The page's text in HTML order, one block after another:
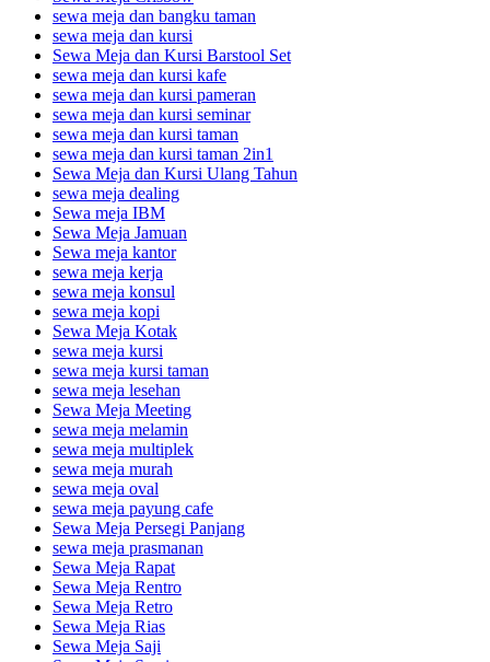
sewa meja dan bangku taman
sewa meja dan kursi
Sewa Meja dan Kursi Barstool Set
sewa meja dan kursi kafe
sewa meja dan kursi pameran
sewa meja dan kursi seminar
sewa meja dan kursi taman
sewa meja dan kursi taman 2in1
Sewa Meja dan Kursi Ulang Tahun
sewa meja dealing
Sewa meja IBM
Sewa Meja Jamuan
Sewa meja kantor
sewa meja kerja
sewa meja konsul
sewa meja kopi
Sewa Meja Kotak
sewa meja kursi
sewa meja kursi taman
sewa meja lesehan
Sewa Meja Meeting
sewa meja melamin
sewa meja multiplek
sewa meja murah
sewa meja oval
sewa meja payung cafe
Sewa Meja Persegi Panjang
sewa meja prasmanan
Sewa Meja Rapat
Sewa Meja Rentro
Sewa Meja Retro
Sewa Meja Rias
Sewa Meja Saji